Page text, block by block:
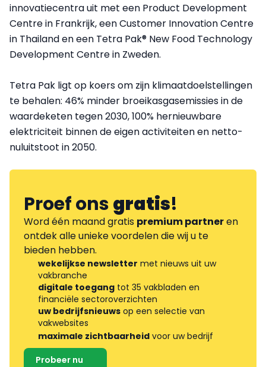
innovatiecentra uit met een Product Development
Centre in Frankrijk, een Customer Innovation Centre
in Thailand en een Tetra Pak® New Food Technology
Development Centre in Zweden.
Tetra Pak ligt op koers om zijn klimaatdoelstellingen
te behalen: 46% minder broeikasgasemissies in de
waardeketen tegen 2030, 100% hernieuwbare
elektriciteit binnen de eigen activiteiten en netto-
nuluitstoot in 2050.
Proef onsgratis!
Word één maand gratis premium partneren
ontdek alle unieke voordelen die wij u te
bieden hebben.
wekelijkse newsletter met nieuws uit uw
vakbranche
digitale toegang tot 35 vakbladen en
financiële sectoroverzichten
uw bedrijfsnieuws op een selectie van
vakwebsites
maximale zichtbaarheid voor uw bedrijf
Probeer nu